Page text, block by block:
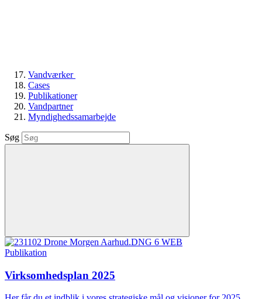
Vandværker
Cases
Publikationer
Vandpartner
Myndighedssamarbejde
Søg
Publikation
Virksomhedsplan 2025